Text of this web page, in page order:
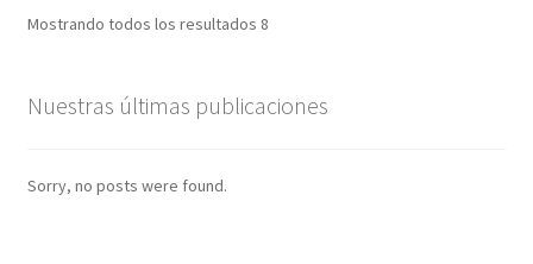
Mostrando todos los resultados 8
Nuestras últimas publicaciones
Sorry, no posts were found.